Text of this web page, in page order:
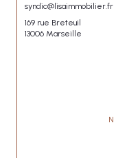
syndic@lisaimmobilier.fr
169 rue Breteuil
13006 Marseille